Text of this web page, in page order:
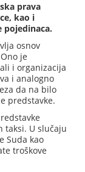
prava
kao i
pojedinaca.
osnov
je
i organizacija
i analogno
da na bilo
predstavke.
taksi. U slučaju
Suda kao
troškove